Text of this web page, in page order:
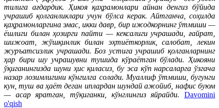
тилига ағдардик. Ҳикоя қаҳрамонлари айнан денгиз бўйида
учрашиб қолганликлари учун бўлса керак. Айтганча, соҳилда
қаҳрамонларгина эмас, икки давр, бир ижодкорнинг ўтмиши —
ёшлиги билан ҳозирги пайти — кексалиги учрашади, ғайрат,
шижоат, жўшқинлик билан эҳтиёткорлик, салобат, лекин
журъатсизлик учрашади. Боз устига учрашиб қолганларнинг
ҳар бири шу учрашувни тушида кўраётган бўлади. Ҳикояни
ўқиганингизда шуни ҳис қиласиз, бу эса кўп нарсаларга ўзгача
назар лозимлигини кўнгилга солади. Муаллиф ўтмиши, бугунги
кун, туш ва ҳаёт деган иплардан шундай ажойиб, нафис буюм
— асар яратган, тўқиганки, кўнглингиз яйрайди.
Davomini
o'qish